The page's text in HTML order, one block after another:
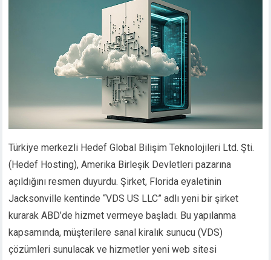
Türkiye merkezli Hedef Global Bilişim Teknolojileri Ltd. Şti.
(Hedef Hosting), Amerika Birleşik Devletleri pazarına
açıldığını resmen duyurdu. Şirket, Florida eyaletinin
Jacksonville kentinde “VDS US LLC” adlı yeni bir şirket
kurarak ABD’de hizmet vermeye başladı. Bu yapılanma
kapsamında, müşterilere sanal kiralık sunucu (VDS)
çözümleri sunulacak ve hizmetler yeni web sitesi